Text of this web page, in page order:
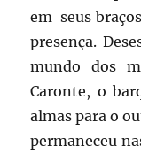
em seus
presença.
mundo dos
Caronte, o
almas para o
permaneceu